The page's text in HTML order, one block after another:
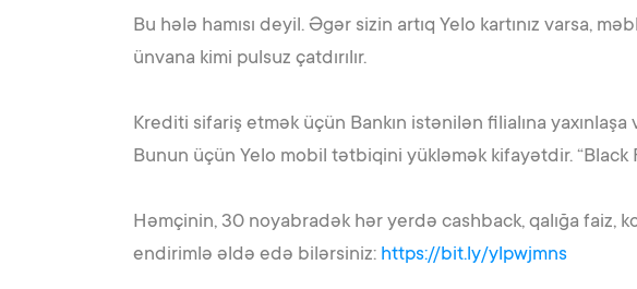
Bu hələ hamısı deyil. Əgər sizin artıq Yelo kartınız varsa,
ünvana kimi pulsuz çatdırılır.
Krediti sifariş etmək üçün Bankın istənilən filialına
Bunun üçün Yelo mobil tətbiqini yükləmək kifayətdir.
Həmçinin, 30 noyabradək hər yerdə cashback, qalığa faiz,
endirimlə əldə edə bilərsiniz: https://bit.ly/ylpwjmns